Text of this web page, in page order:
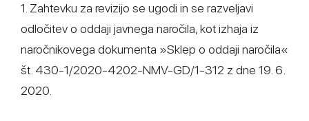
1. Zahtevku za revizijo se ugodi in se razveljavi
odločitev o oddaji javnega naročila, kot izhaja iz
naročnikovega dokumenta »Sklep o oddaji naročila«
št. 430-1/2020-4202-NMV-GD/1-312 z dne 19. 6.
2020.